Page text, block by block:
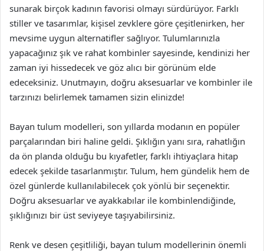
sunarak birçok kadının favorisi olmayı sürdürüyor. Farklı
stiller ve tasarımlar, kişisel zevklere göre çeşitlenirken, her
mevsime uygun alternatifler sağlıyor. Tulumlarınızla
yapacağınız şık ve rahat kombinler sayesinde, kendinizi her
zaman iyi hissedecek ve göz alıcı bir görünüm elde
edeceksiniz. Unutmayın, doğru aksesuarlar ve kombinler ile
tarzınızı belirlemek tamamen sizin elinizde!
Bayan tulum modelleri, son yıllarda modanın en popüler
parçalarından biri haline geldi. Şıklığın yanı sıra, rahatlığın
da ön planda olduğu bu kıyafetler, farklı ihtiyaçlara hitap
edecek şekilde tasarlanmıştır. Tulum, hem gündelik hem de
özel günlerde kullanılabilecek çok yönlü bir seçenektir.
Doğru aksesuarlar ve ayakkabılar ile kombinlendiğinde,
şıklığınızı bir üst seviyeye taşıyabilirsiniz.
Renk ve desen çeşitliliği, bayan tulum modellerinin önemli